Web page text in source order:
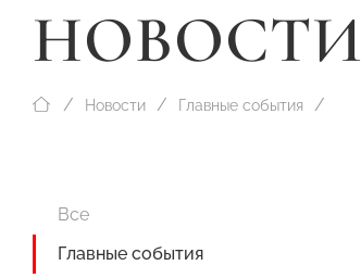
НОВОСТИ
Новости Главные события
Все
Главные события